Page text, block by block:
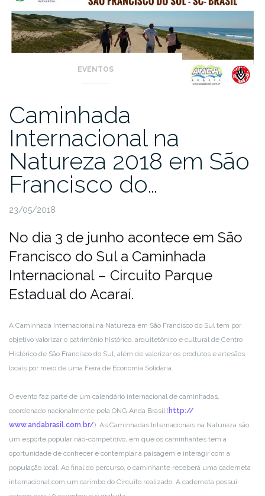
EVENTOS
Caminhada
Internacional na
Natureza 2018 em São
Francisco do…
23/05/2018
No dia 3 de junho acontece em São
Francisco do Sul a Caminhada
Internacional – Circuito Parque
Estadual do Acaraí.
A Caminhada Internacional na Natureza em São Francisco do Sul tem por
objetivo valorizar o patrimônio histórico, arquitetônico e cultural de Centro
Histórico de São Francisco do Sul, além de valorizar os produtos e artesãos
locais por meio de uma Feira de Economia Solidária.
O evento faz parte de um calendário internacional de caminhadas,
coordenado nacionalmente pela ONG Anda Brasil ( http://
www.andabrasil.com.br/). As Caminhadas Internacionais na Natureza são
um esporte popular não-competitivo, em que os caminhantes têm a
oportunidade de conhecer e contemplar a paisagem e interagir com a
população local. Ao final do percurso, o caminhante receberá uma caderneta
internacional com um carimbo do Circuito realizado. A caderneta possui